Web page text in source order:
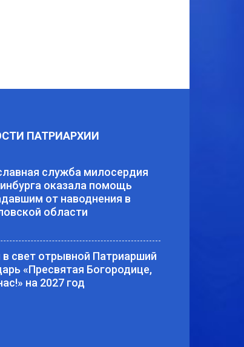
ПАТРИАРХИИ
служба милосердия
оказала помощь
от наводнения в
области
свет отрывной Патриарший
«Пресвятая Богородице,
на 2027 год